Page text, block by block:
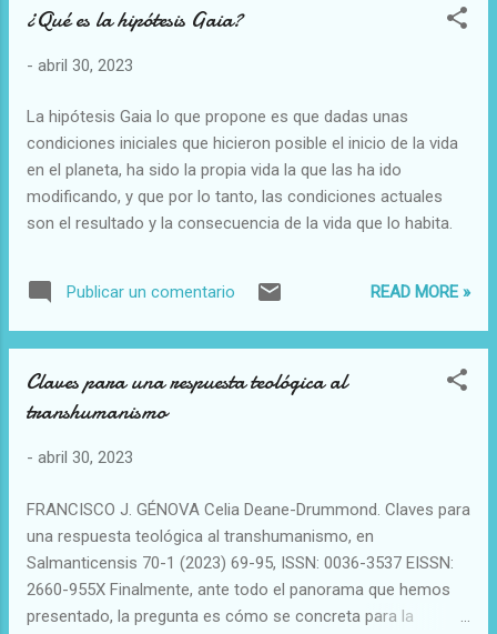
encuentra por detrás de El Ingenioso Hidalgo
¿Qué es la hipótesis Gaia?
- abril 30, 2023
La hipótesis Gaia lo que propone es que dadas unas
condiciones iniciales que hicieron posible el inicio de la vida
en el planeta, ha sido la propia vida la que las ha ido
modificando, y que por lo tanto, las condiciones actuales
son el resultado y la consecuencia de la vida que lo habita.
Publicar un comentario READ MORE »
Claves para una respuesta teológica al
transhumanismo
- abril 30, 2023
FRANCISCO J. GÉNOVA Celia Deane-Drummond. Claves para
una respuesta teológica al transhumanismo, en
Salmanticensis 70-1 (2023) 69-95, ISSN: 0036-3537 EISSN:
2660-955X Finalmente, ante todo el panorama que hemos
presentado, la pregunta es cómo se concreta para la